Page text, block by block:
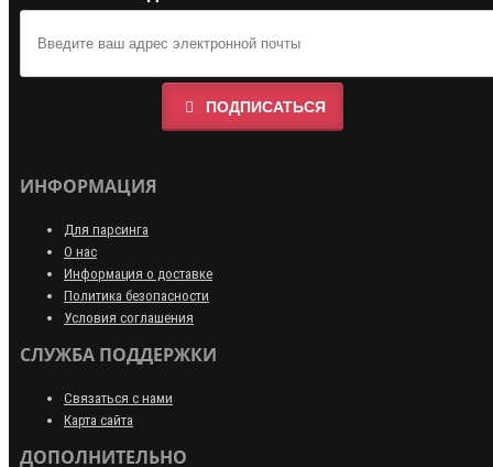
ПОДПИСАТЬСЯ
ИНФОРМАЦИЯ
Для парсинга
О нас
Информация о доставке
Политика безопасности
Условия соглашения
СЛУЖБА ПОДДЕРЖКИ
Связаться с нами
Карта сайта
ДОПОЛНИТЕЛЬНО